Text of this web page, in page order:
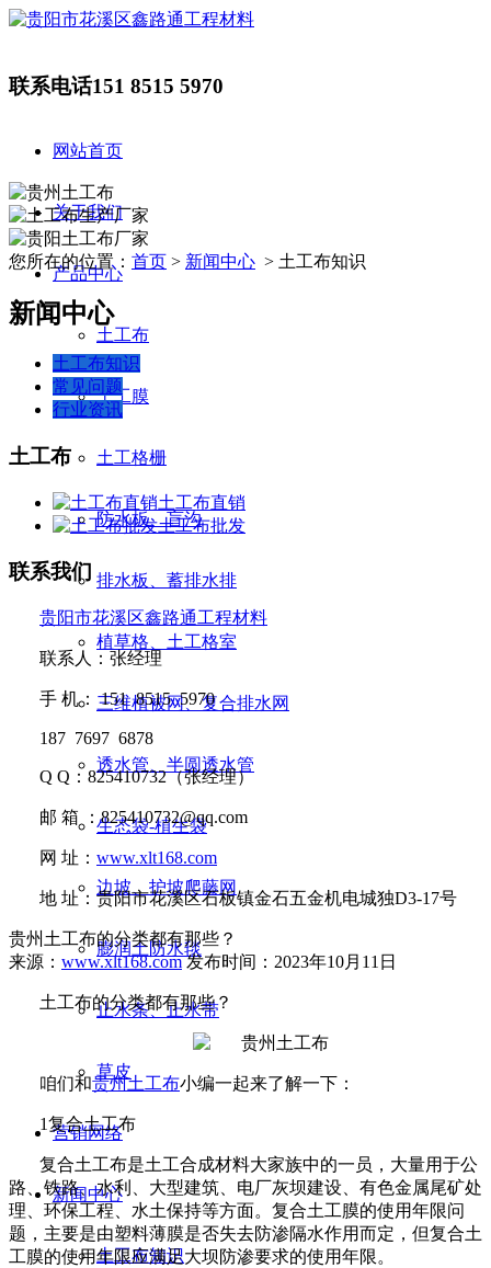
联系电话151 8515 5970
网站首页
关于我们
产品中心
土工布
土工膜
土工格栅
防水板、盲沟
排水板、蓄排水排
植草格、土工格室
三维植被网、复合排水网
透水管、半圆透水管
生态袋-植生袋
边坡、护坡爬藤网
膨润土防水毯
止水条、止水带
草皮
营销网络
新闻中心
土工布知识
您所在的位置： 首页 > 新闻中心 > 土工布知识
新闻中心
土工布知识
常见问题
行业资讯
土工布
土工布直销
土工布批发
联系我们
贵阳市花溪区鑫路通工程材料
联系人：张经理
手 机：151 8515 5970
187 7697 6878
Q Q ： 825410732（张经理）
邮 箱 ：825410732@qq.com
网 址： www.xlt168.com
地 址：贵阳市花溪区石板镇金石五金机电城独D3-17号
贵州土工布的分类都有那些？
来源： www.xlt168.com发布时间：2023年10月11日
土工布的分类都有那些？
咱们和贵州土工布小编一起来了解一下：
1复合土工布
复合土工布是土工合成材料大家族中的一员，大量用于公
路、铁路、水利、大型建筑、电厂灰坝建设、有色金属尾矿处
理、环保工程、水土保持等方面。复合土工膜的使用年限问
题，主要是由塑料薄膜是否失去防渗隔水作用而定，但复合土
工膜的使用年限应满足大坝防渗要求的使用年限。